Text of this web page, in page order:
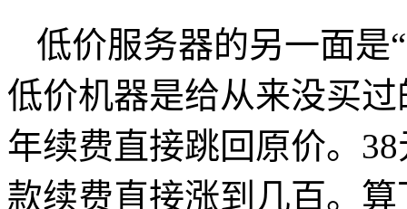
低价服务器的另一面是
低价机器是给从来没买
年续费直接跳回原价。 38
款续费直接涨到几百。